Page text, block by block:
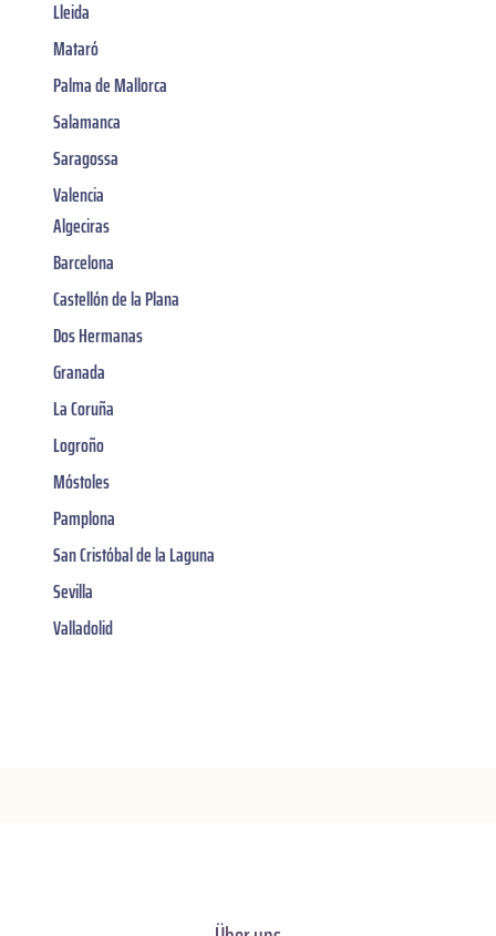
Lleida
Mataró
Palma de Mallorca
Salamanca
Saragossa
Valencia
Algeciras
Barcelona
Castellón de la Plana
Dos Hermanas
Granada
La Coruña
Logroño
Móstoles
Pamplona
San Cristóbal de la Laguna
Sevilla
Valladolid